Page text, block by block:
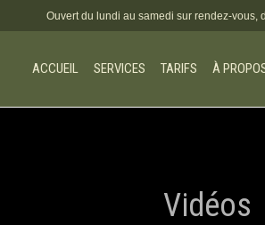
Ouvert du lundi au samedi sur rendez-
ACCUEIL SERVICES TARIFS À
Vidéos